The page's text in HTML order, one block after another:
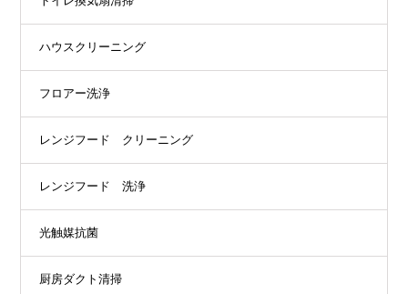
ハウスクリーニング
フロアー洗浄
レンジフード クリーニング
レンジフード 洗浄
光触媒抗菌
厨房ダクト清掃